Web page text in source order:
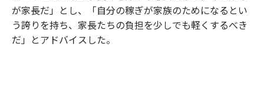
が家長だ」とし、「自分の稼ぎが家族のためになるとい
う誇りを持ち、家長たちの負担を少しでも軽くするべき
だ」とアドバイスした。